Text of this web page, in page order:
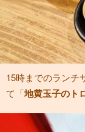
15時までのランチ
て「地黄玉子のト